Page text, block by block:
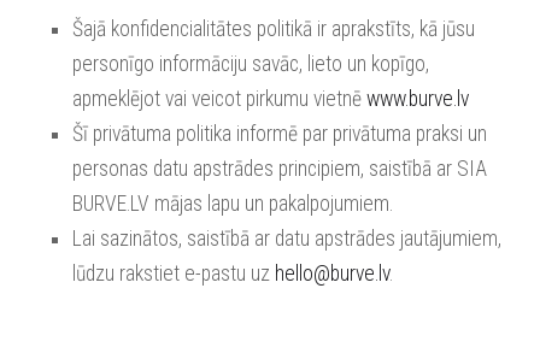
Šajā konfidencialitātes politikā ir aprakstīts, kā jūsu
personīgo informāciju savāc, lieto un kopīgo,
apmeklējot vai veicot pirkumu vietnē www.burve.lv
Šī privātuma politika informē par privātuma praksi un
personas datu apstrādes principiem, saistībā ar SIA
BURVE.LV mājas lapu un pakalpojumiem.
Lai sazinātos, saistībā ar datu apstrādes jautājumiem,
lūdzu rakstiet e-pastu uz hello@burve.lv.